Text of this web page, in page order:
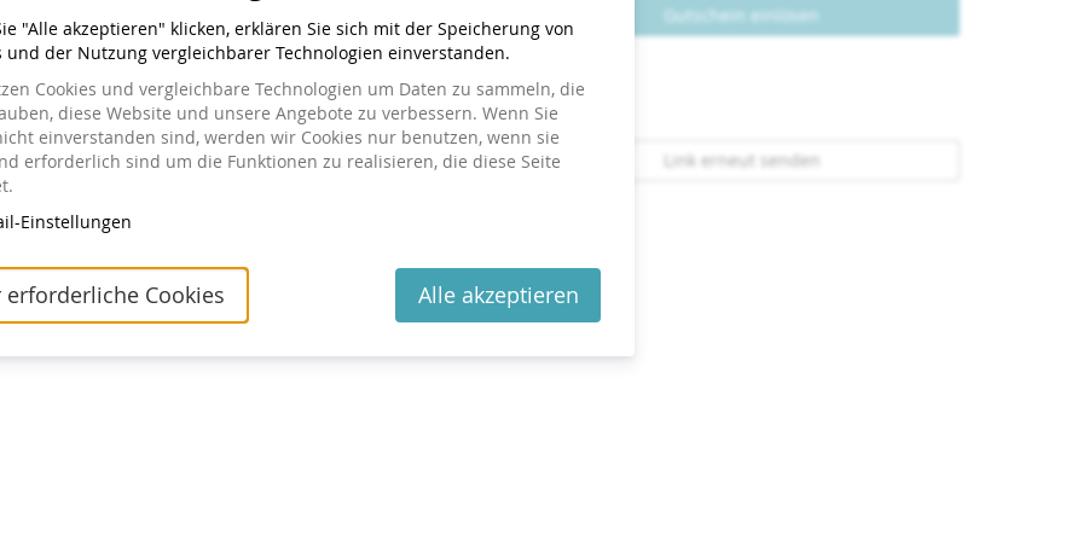
Gutschein einlösen
haben
einsehen oder ändern wollen, klicken Sie auf den Link in
haben. Wenn Sie den Link nicht finden können,
Zusenden des Links anzufordern.
Link erneut senden
"Alle akzeptieren" klicken, erklären Sie sich mit der Speicherung von
und der Nutzung vergleichbarer Technologien einverstanden.
Cookies und vergleichbare Technologien um Daten zu sammeln, die
diese Website und unsere Angebote zu verbessern. Wenn Sie
einverstanden sind, werden wir Cookies nur benutzen, wenn sie
erforderlich sind um die Funktionen zu realisieren, die diese Seite
Einstellungen
erforderliche Cookies Alle akzeptieren